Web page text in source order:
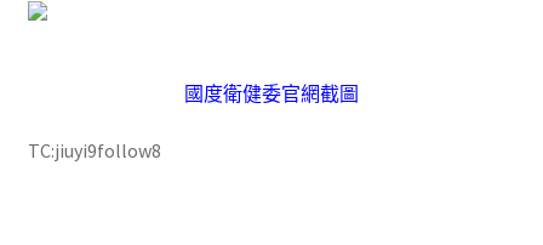
國度衛健委官網截圖
TC:jiuyi9follow8